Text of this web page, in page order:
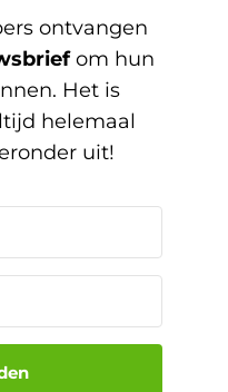
ontvangen
om hun
Het is
helemaal
uit!